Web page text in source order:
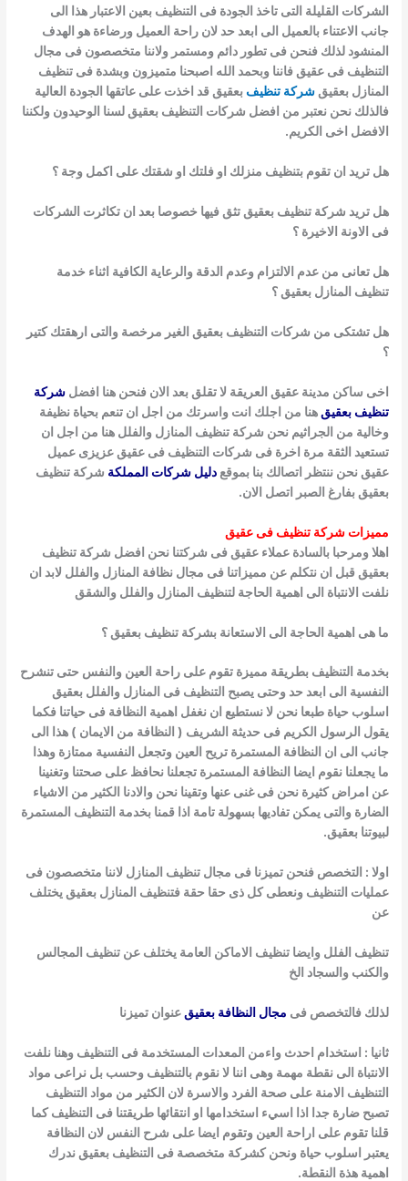
الشركات القليلة التى تاخذ الجودة فى التنظيف بعين الاعتبار هذا الى
جانب الاعتناء بالعميل الى ابعد حد لان راحة العميل ورضاءة هو الهدف
المنشود لذلك فنحن فىتطور دائم ومستمر ولاننا متخصصون فى مجال
التنظيف فى عقيق فاننا وبحمد الله اصبحنا متميزون وبشدة فى تنظيف
المنازل بعقيقشركة تنظيف بعقيق قد اخذت على عاتقها الجودة العالية
فالذلك نحن نعتبر من افضل شركات التنظيف بعقيق لسنا الوحيدون ولكننا
الافضل اخى الكريم.
هل تريد ان تقوم بتنظيف منزلك او فلتك او شقتك على اكمل وجة ؟
هل تريد شركة تنظيف بعقيق تثق فيها خصوصا بعد ان تكاثرت الشركات
فى الاونة الاخيرة ؟
هل تعانى من عدم الالتزام وعدم الدقة والرعاية الكافية اثناء خدمة
تنظيف المنازل بعقيق ؟
هل تشتكى من شركات التنظيف بعقيق الغير مرخصة والتى ارهقتك كتير
؟
اخى ساكن مدينة عقيق العريقة لا تقلق بعد الان فنحن هنا افضلشركة
تنظيف بعقيق هنا من اجلك انت واسرتك من اجل ان تنعم بحياة نظيفة
وخالية من الجراثيم نحن شركة تنظيف المنازل والفلل هنا من اجل ان
تستعيد الثقة مرة اخرة فى شركات التنظيف فى عقيق عزيزى عميل
عقيق نحن ننتظر اتصالك بنابموقعدليل شركات المملكة شركة تنظيف
بعقيق بفارغ الصبر اتصل الان.
مميزات شركة تنظيف فى عقيق
اهلا ومرحبا بالسادة عملاء عقيق فى شركتنا نحن افضل شركة تنظيف
بعقيق قبل ان نتكلم عن مميزاتنا فى مجال نظافة المنازل والفلل لابد ان
نلفت الانتباة الى اهمية الحاجة لتنظيف المنازل والفلل والشقق
ما هى اهمية الحاجة الى الاستعانة بشركة تنظيف بعقيق ؟
بخدمة التنظيف بطريقة مميزة تقوم على راحة العين والنفس حتى تنشرح
النفسية الى ابعد حد وحتى يصبح التنظيف فى المنازل والفلل بعقيق
اسلوب حياةطبعا نحن لا نستطيع ان نغفل اهمية النظافة فى حياتنا فكما
يقول الرسول الكريم فى حديثة الشريف ( النظافة من الايمان ) هذا الى
جانب الى ان النظافة المستمرة تريح العين وتجعل النفسية ممتازة وهذا
ما يجعلنا نقوم ايضا النظافة المستمرة تجعلنا نحافظ على صحتنا وتغنينا
عن امراض كثيرة نحن فى غنى عنهاوتقينا نحن والادنا الكثير من الاشياء
الضارة والتى يمكن تفاديها بسهولة تامة اذا قمنا بخدمة التنظيف المستمرة
لبيوتنا بعقيق.
اولا : التخصص فنحن تميزنا فى مجال تنظيف المنازل لاننا متخصصون فى
عمليات التنظيف ونعطى كل ذى حقا حقة فتنظيف المنازل بعقيق يختلف
عن
تنظيف الفلل وايضا تنظيف الاماكن العامة يختلف عن تنظيف المجالس
والكنب والسجاد الخ
لذلك فالتخصص فى مجال النظافة بعقيق عنوان تميزنا
ثانيا : استخدام احدث واءمن المعدات المستخدمة فى التنظيف وهنا نلفت
الانتباة الى نقطة مهمة وهى اننا لا نقوم بالتنظيف وحسب بل نراعى مواد
التنظيف الامنة على صحة الفرد والاسرة لان الكثير من مواد التنظيف
تصبح ضارة جدا اذا اسيء استخدامها او انتقائها طريقتنا فى التنظيف كما
قلنا تقوم على اراحة العين وتقوم ايضا على شرح النفس لان النظافة
يعتبر اسلوب حياة ونحن كشركة متخصصة فى التنظيف بعقيق ندرك
اهمية هذة النقطة.